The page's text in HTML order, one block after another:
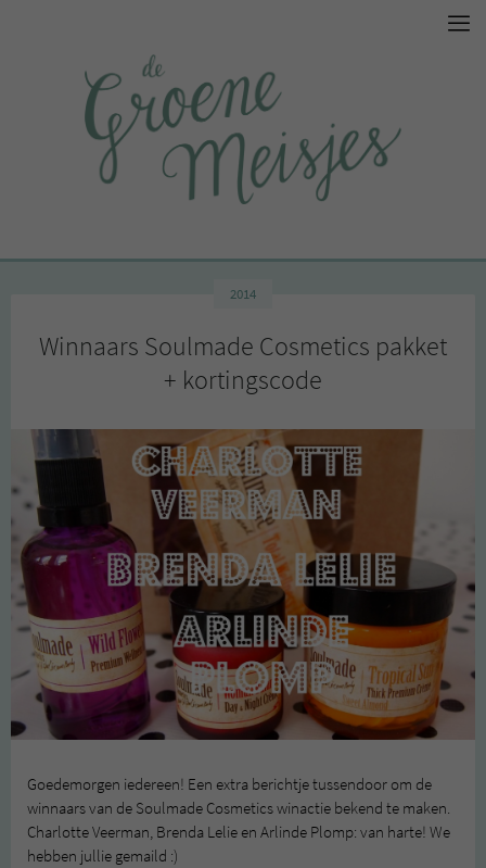
2014
Winnaars Soulmade Cosmetics pakket
+ kortingscode
Goedemorgen iedereen! Een extra berichtje tussendoor om de
winnaars van de Soulmade Cosmetics winactie bekend te maken.
Charlotte Veerman, Brenda Lelie en Arlinde Plomp: van harte! We
hebben jullie gemaild :)